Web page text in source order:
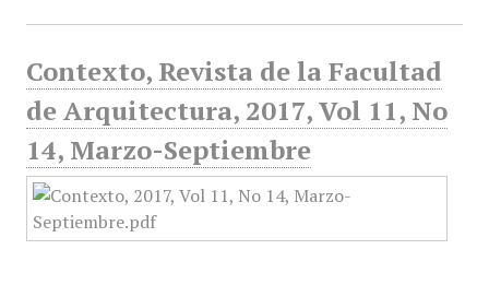
Contexto, Revista de la Facultad
de Arquitectura, 2017, Vol 11, No
14, Marzo-Septiembre